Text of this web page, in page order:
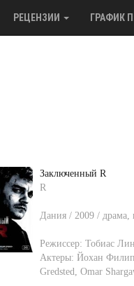
РЕЦЕНЗИИ ГРАФИК
Заключенный R
R
Дания / 2009 / драма,
Режиссер: Тобиас
Актеры: Йохан
Gredsted, Omar